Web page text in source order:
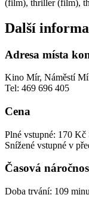
(film), thriller (film),
Další
Adresa místa
Kino Mír, Náměstí
Tel: 469 696 405
Cena
Plné vstupné: 170 Kč
Snížené vstupné v
Časová
Doba trvání: 109